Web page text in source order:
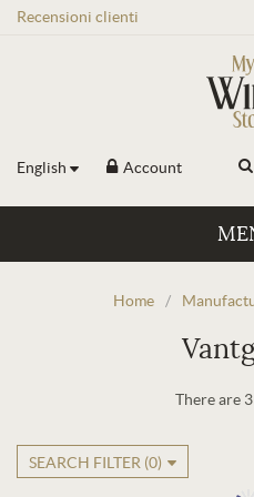
Recensioni clienti
English Account
Home /
There are
SEARCH FILTER (0)